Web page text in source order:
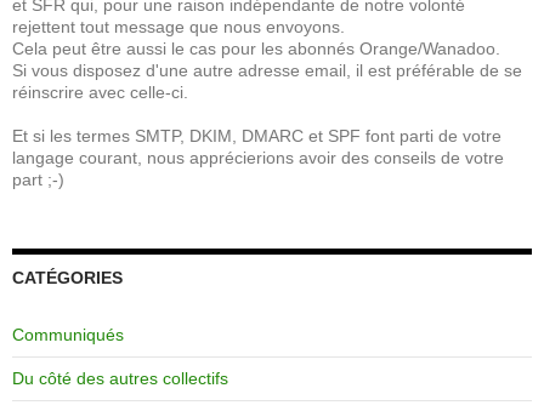
et SFR qui, pour une raison indépendante de notre volonté
rejettent tout message que nous envoyons.
Cela peut être aussi le cas pour les abonnés Orange/Wanadoo.
Si vous disposez d'une autre adresse email, il est préférable de se
réinscrire avec celle-ci.
Et si les termes SMTP, DKIM, DMARC et SPF font parti de votre
langage courant, nous apprécierions avoir des conseils de votre
part ;-)
CATÉGORIES
Communiqués
Du côté des autres collectifs